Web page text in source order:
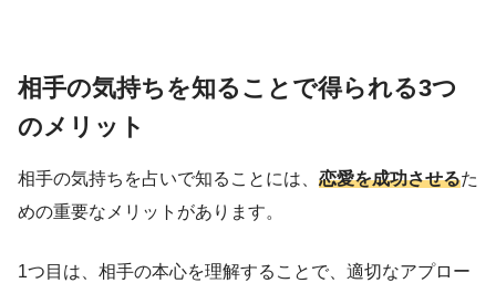
相手の気持ちを知ることで得られる3つ
のメリット
相手の気持ちを占いで知ることには、 恋愛を成功させるた
めの重要なメリットがあります。
1つ目は、相手の本心を理解することで、適切なアプロー